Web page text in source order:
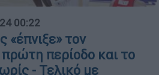
00:22
τον
περίοδο και το
- Τελικό με